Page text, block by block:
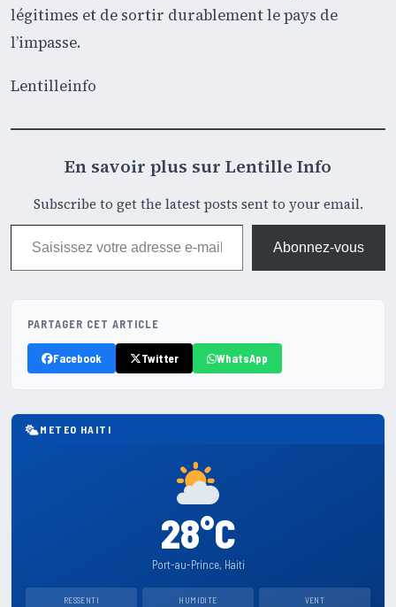
légitimes et de sortir durablement le pays de
l’impasse.
Lentilleinfo
En savoir plus sur Lentille Info
Subscribe to get the latest posts sent to your email.
Saisissez votre adresse e-mail…
Abonnez-vous
PARTAGER CET ARTICLE
Facebook Twitter WhatsApp
METEO HAITI
28°C
Port-au-Prince, Haiti
RESSENTI HUMIDITE VENT